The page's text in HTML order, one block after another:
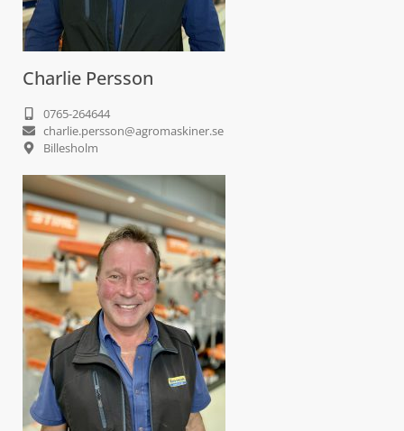
Charlie Persson
0765-264644
charlie.persson@agromaskiner.se
Billesholm